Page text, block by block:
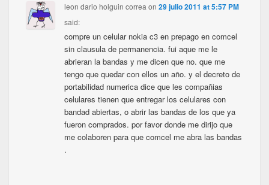
leon dario holguin correa on 29 julio 2011 at 5:57 PM
said:
compre un celular nokia c3 en prepago en comcel
sin clausula de permanencia. fui aque me le
abrieran la bandas y me dicen que no. que me
tengo que quedar con ellos un año. y el decreto de
portabilidad numerica dice que les compañias
celulares tienen que entregar los celulares con
bandad abiertas, o abrir las bandas de los que ya
fueron comprados. por favor donde me dirijo que
me colaboren para que comcel me abra las bandas
.